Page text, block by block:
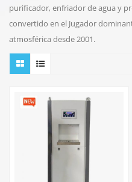
purificador, enfriador de agua y
convertido en el Jugador
atmosférica desde 2001.